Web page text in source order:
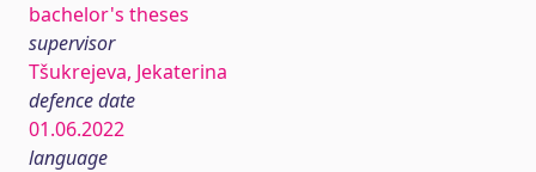
bachelor's theses
supervisor
Tšukrejeva, Jekaterina
defence date
01.06.2022
language